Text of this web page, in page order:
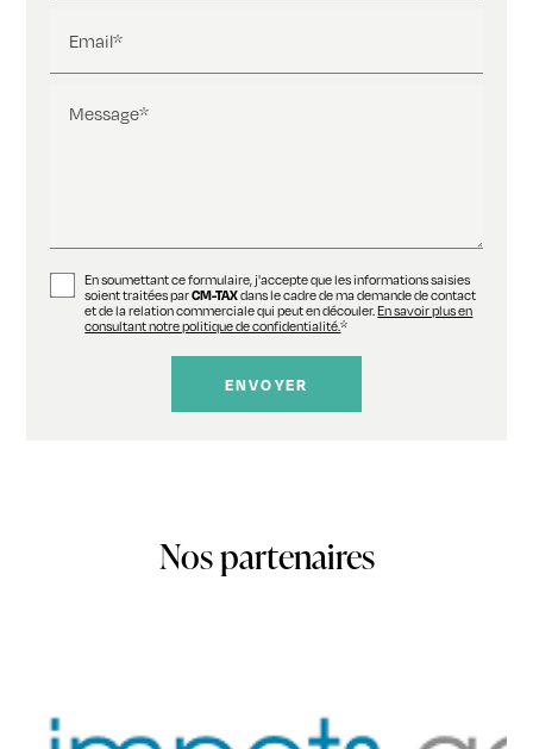
Email*
Message*
En soumettant ce formulaire, j'accepte que les informations saisies
soient traitées parCM-TAXdans le cadre de ma demande de contact
et de la relation commerciale qui peut en découler.En savoir plus en
consultant notre politique de confidentialité.*
Nos partenaires